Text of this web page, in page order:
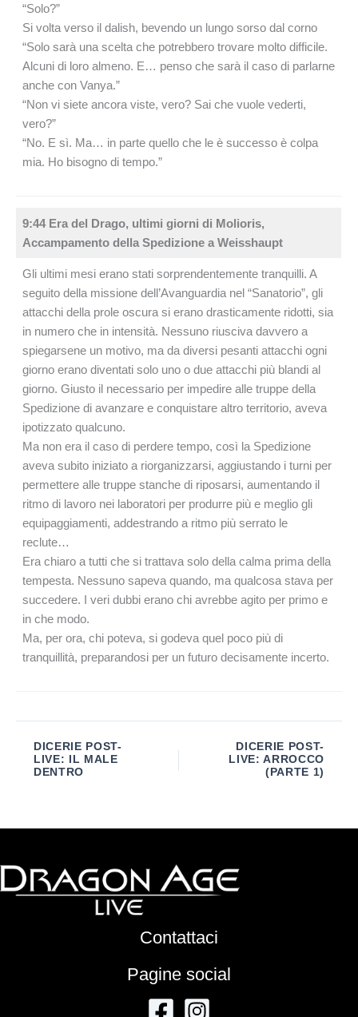
“Solo?”
Si volta verso il dalish, bevendo un lungo sorso dal corno
“Solo sarà una scelta che potrebbero trovare molto difficile.
Alcuni di loro almeno. E… penso che sarà il caso di parlarne
anche con Vanya.”
“Non vi siete ancora viste, vero? Sai che vuole vederti,
vero?”
“No. E sì. Ma… in parte quello che le è successo è colpa
mia. Ho bisogno di tempo.”
9:44 Era del Drago, ultimi giorni di Molioris,
Accampamento della Spedizione a Weisshaupt
Gli ultimi mesi erano stati sorprendentemente tranquilli. A
seguito della missione dell’Avanguardia nel “Sanatorio”, gli
attacchi della prole oscura si erano drasticamente ridotti, sia
in numero che in intensità. Nessuno riusciva davvero a
spiegarsene un motivo, ma da diversi pesanti attacchi ogni
giorno erano diventati solo uno o due attacchi più blandi al
giorno. Giusto il necessario per impedire alle truppe della
Spedizione di avanzare e conquistare altro territorio, aveva
ipotizzato qualcuno.
Ma non era il caso di perdere tempo, così la Spedizione
aveva subito iniziato a riorganizzarsi, aggiustando i turni per
permettere alle truppe stanche di riposarsi, aumentando il
ritmo di lavoro nei laboratori per produrre più e meglio gli
equipaggiamenti, addestrando a ritmo più serrato le
reclute…
Era chiaro a tutti che si trattava solo della calma prima della
tempesta. Nessuno sapeva quando, ma qualcosa stava per
succedere. I veri dubbi erano chi avrebbe agito per primo e
in che modo.
Ma, per ora, chi poteva, si godeva quel poco più di
tranquillità, preparandosi per un futuro decisamente incerto.
DICERIE POST-
LIVE: IL MALE
DENTRO
DICERIE POST-
LIVE: ARROCCO
(PARTE 1)
Contattaci
Pagine social